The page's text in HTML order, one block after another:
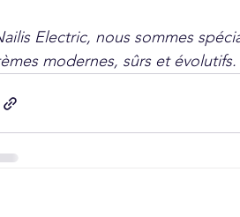
Electric, nous sommes
modernes, sûrs et évolutifs.